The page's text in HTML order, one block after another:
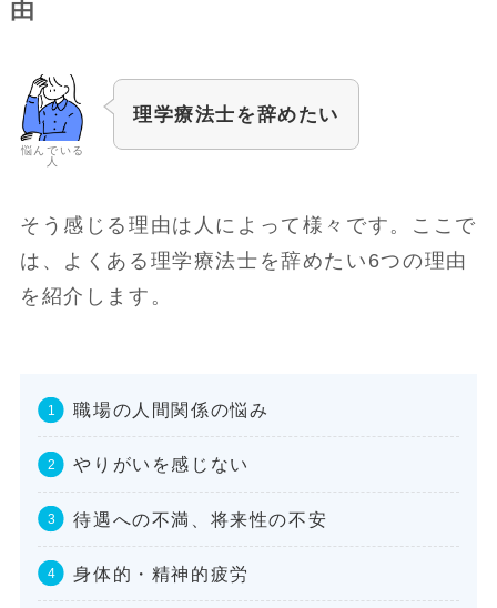
由
悩んでいる
人
理学療法士を辞めたい
そう感じる理由は人によって様々です。ここで
は、よくある理学療法士を辞めたい6つの理由
を紹介します。
職場の人間関係の悩み
やりがいを感じない
待遇への不満、将来性の不安
身体的・精神的疲労